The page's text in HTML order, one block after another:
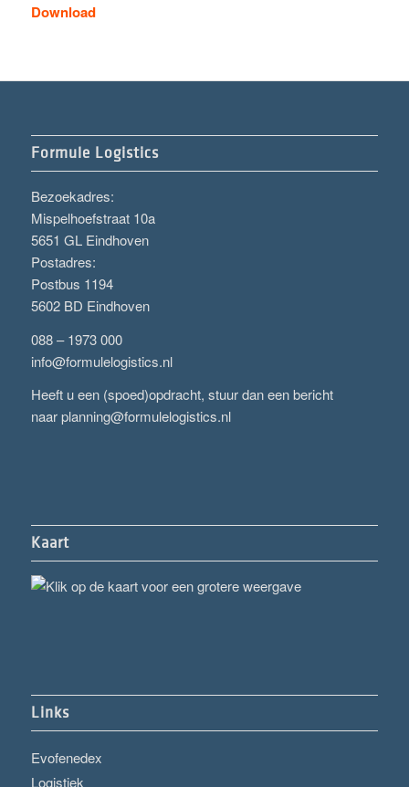
Download
Formule Logistics
Bezoekadres:
Mispelhoefstraat 10a
5651 GL Eindhoven
Postadres:
Postbus 1194
5602 BD Eindhoven
088 – 1973 000
info@formulelogistics.nl
Heeft u een (spoed)opdracht, stuur dan een bericht
naarplanning@formulelogistics.nl
Kaart
Links
Evofenedex
Logistiek